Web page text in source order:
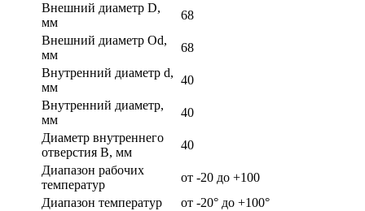
Внешний диаметр D,
мм
68
Внешний диаметр Od,
мм
68
Внутренний диаметр d,
мм
40
Внутренний диаметр,
мм
40
Диаметр внутреннего
отверстия B, мм
40
Диапазон рабочих
температур
от -20 до +100
Диапазон температур
от -20° до +100°